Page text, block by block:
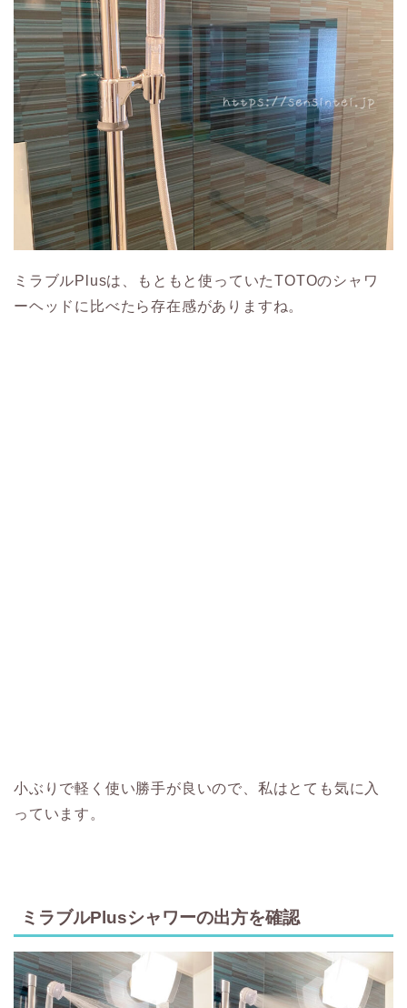
ミラブルPlusは、もともと使っていたTOTOのシャワ
ーヘッドに比べたら存在感がありますね。
小ぶりで軽く使い勝手が良いので、私はとても気に入
っています。
ミラブルPlusシャワーの出方を確認